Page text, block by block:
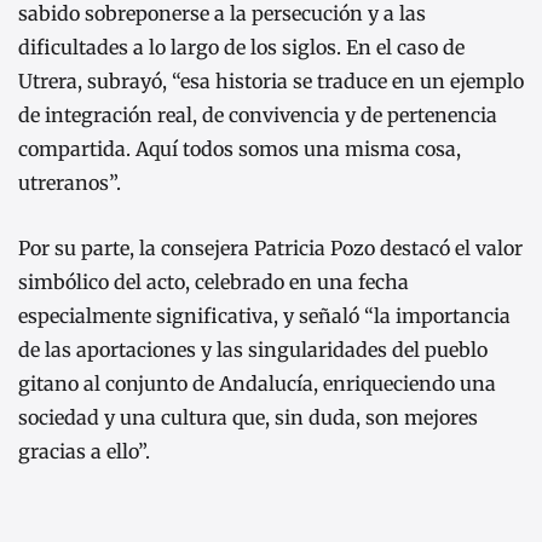
sabido sobreponerse a la persecución y a las
dificultades a lo largo de los siglos. En el caso de
Utrera, subrayó, “esa historia se traduce en un ejemplo
de integración real, de convivencia y de pertenencia
compartida. Aquí todos somos una misma cosa,
utreranos”.
Por su parte, la consejera Patricia Pozo destacó el valor
simbólico del acto, celebrado en una fecha
especialmente significativa, y señaló “la importancia
de las aportaciones y las singularidades del pueblo
gitano al conjunto de Andalucía, enriqueciendo una
sociedad y una cultura que, sin duda, son mejores
gracias a ello”.